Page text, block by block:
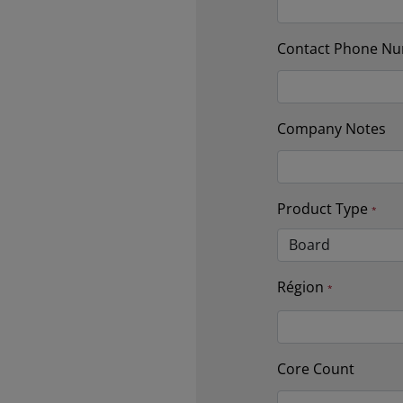
Contact Phone
Company Notes
Product Type
Région
Core Count